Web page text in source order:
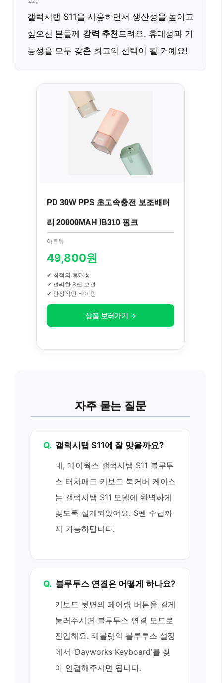
갤럭시탭 S11을 사용하면서 생산성을 높이고
싶으신 분들께 강력 추천드려요. 휴대성과 기
능성을 모두 갖춘 최고의 선택이 될 거예요!
PD 30W PPS 초고속충전 보조배터
리 20000MAH IB310 핑크
아트뮤
49,800원
✔ 최적의 휴대성
✔ 편리한 S펜 보관
✔ 안정적인 타이핑
상품 보러가기 →
자주 묻는 질문
Q. 갤럭시탭 S11에 잘 맞을까요?
네, 데이웍스 갤럭시탭 S11 블루투
스 터치패드 키보드 북커버 케이스
는 갤럭시탭 S11 모델에 완벽하게
맞도록 설계되었어요. S펜 수납까
지 가능하답니다.
Q. 블루투스 연결은 어떻게 하나요?
키보드 뒷면의 페어링 버튼을 길게
눌러주시면 블루투스 연결 모드로
진입해요. 태블릿의 블루투스 설정
에서 ‘Dayworks Keyboard’를 찾
아 연결해주시면 됩니다.